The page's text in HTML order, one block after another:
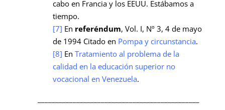
cabo en Francia y los EEUU. Estábamos a
tiempo.
[7] En referéndum, Vol. I, Nº 3, 4 de mayo
de 1994 Citado en Pompa y circunstancia.
[8] En Tratamiento al problema de la
calidad en la educación superior no
vocacional en Venezuela.